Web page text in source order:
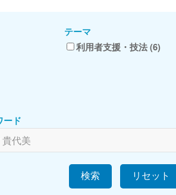
テーマ
利用者支援・技法 (6)
ード
検索